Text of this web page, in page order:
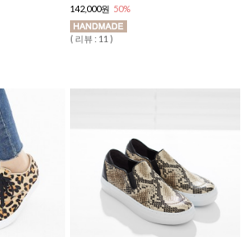
142,000원 50%
( 리뷰 : 11 )